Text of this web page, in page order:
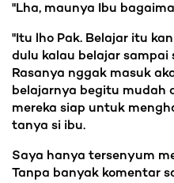
"Lha, maunya Ibu
"Itu lho Pak. Belajar itu
dulu kalau belajar
Rasanya nggak masuk
belajarnya begitu mudah
mereka siap untuk
tanya si ibu.
Saya hanya tersenyum
Tanpa banyak komentar